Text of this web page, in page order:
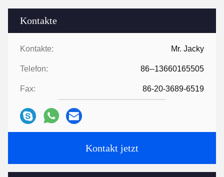
Kontakte
Kontakte: Mr. Jacky
Telefon: 86--13660165505
Fax: 86-20-3689-6519
Kontakt jetzt